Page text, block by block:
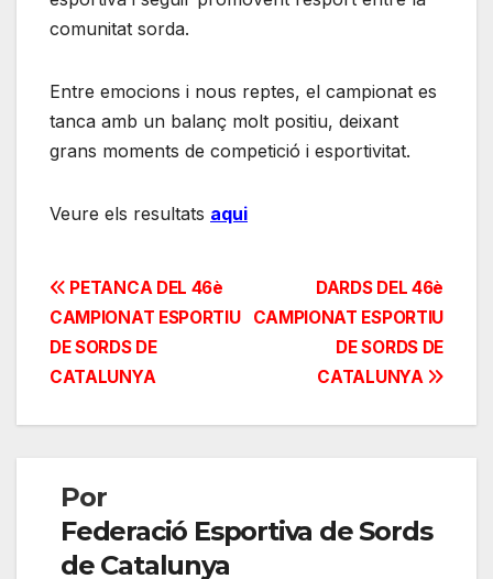
comunitat sorda.
Entre emocions i nous reptes, el campionat es
tanca amb un balanç molt positiu, deixant
grans moments de competició i esportivitat.
Veure els resultats aqui
Navegación
de
entradas
DARDS DEL 46è
CAMPIONAT ESPORTIU
DE SORDS DE
CATALUNYA
PETANCA DEL 46è
CAMPIONAT ESPORTIU
DE SORDS DE
CATALUNYA
Por
Federació Esportiva de Sords
de Catalunya